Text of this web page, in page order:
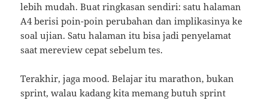
lebih mudah. Buat ringkasan sendiri: satu halaman
A4 berisi poin-poin perubahan dan implikasinya ke
soal ujian. Satu halaman itu bisa jadi penyelamat
saat mereview cepat sebelum tes.
Terakhir, jaga mood. Belajar itu marathon, bukan
sprint, walau kadang kita memang butuh sprint